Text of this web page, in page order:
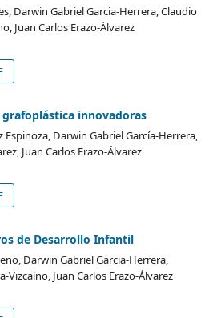
Darwin Gabriel Garcia-Herrera, Claudio
Juan Carlos Erazo-Álvarez
innovadoras
Espinoza, Darwin Gabriel García-Herrera,
Juan Carlos Erazo-Álvarez
de Desarrollo Infantil
Darwin Gabriel Garcia-Herrera,
Vizcaíno, Juan Carlos Erazo-Álvarez